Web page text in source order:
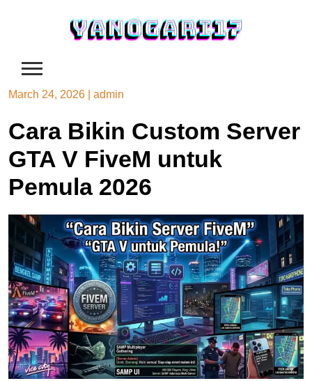
March 24, 2026 admin
Cara Bikin Custom Server
GTA V FiveM untuk
Pemula 2026